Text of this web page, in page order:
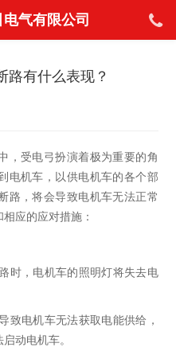
气有限公司
路有什么表现？
，受电弓扮演着极为重要的角
电机车，以供电机车的各个部
路，将会导致电机车无法正常
应的应对措施：
时，电机车的照明灯将失去电
致电机车无法获取电能供给，
动电机车。